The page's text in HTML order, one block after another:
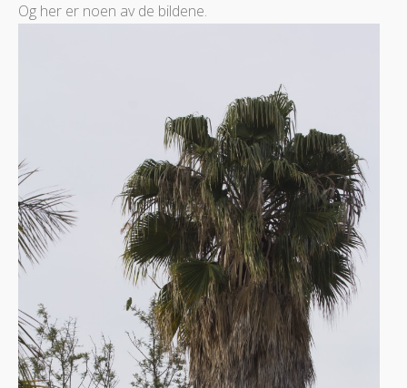
Og her er noen av de bildene.